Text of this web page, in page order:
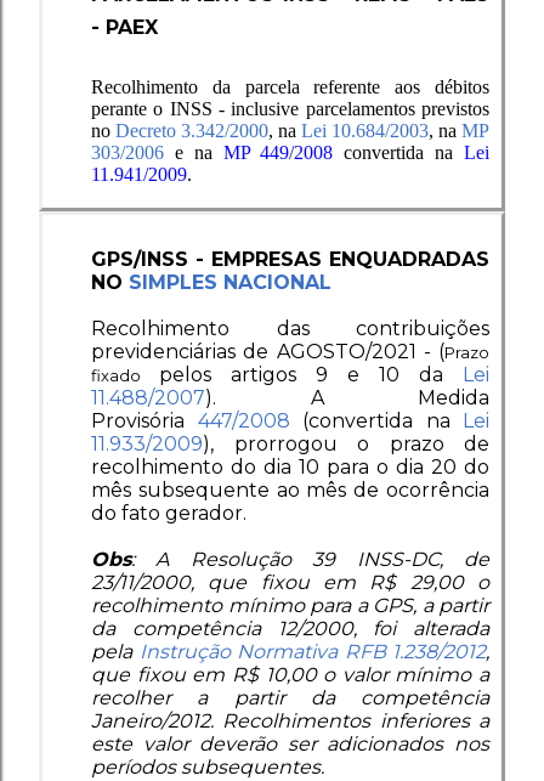
- PAEX
Recolhimento da parcela referente aos débitos
perante o INSS - inclusive parcelamentos previstos
no Decreto 3.342/2000, na Lei 10.684/2003, na MP
303/2006 e na MP 449/2008 convertida naLei
11.941/2009.
GPS/INSS - EMPRESAS ENQUADRADAS
NO SIMPLES NACIONAL
Recolhimento das contribuições
previdenciárias de AGOSTO/2021 - (Prazo
fixado pelos artigos 9 e 10 da
Lei
11.488/2007). A Medida
Provisória 447/2008 (convertida na
Lei
11.933/2009), prorrogou o prazo de
recolhimento do dia 10 para o dia 20 do
mês subsequente ao mês de ocorrência
do fato gerador.
Obs: A Resolução 39 INSS-DC, de
23/11/2000, que fixou em R$ 29,00 o
recolhimento mínimo para a GPS, a partir
da competência 12/2000, foi alterada
pela Instrução Normativa RFB 1.238/2012,
que fixou em R$ 10,00 o valor mínimo a
recolher a partir da competência
Janeiro/2012. Recolhimentos inferiores a
este valor deverão ser adicionados nos
períodos subsequentes.